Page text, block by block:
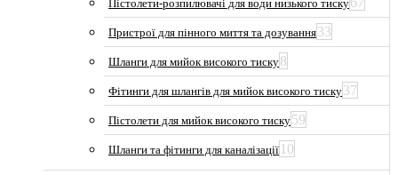
Пістолети-розпилювачі для води низького тиску
Пристрої для пінного миття та дозування33
Шланги для мийок високого тиску8
Фітинги для шлангів для мийок високого тиску37
Пістолети для мийок високого тиску59
Шланги та фітинги для каналізації 10